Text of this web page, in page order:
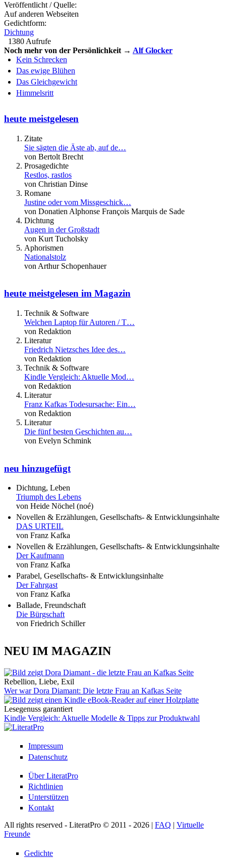
Veröffentlicht / Quelle:
Auf anderen Webseiten
Gedichtform:
Dichtung
1380 Aufrufe
Noch mehr von der Persönlichkeit → Alf Glocker
Kein Schrecken
Das ewige Blühen
Das Gleichgewicht
Himmelsritt
heute meistgelesen
Zitate
Sie sägten die Äste ab, auf de…
von Bertolt Brecht
Prosagedichte
Restlos, rastlos
von Christian Dinse
Romane
Justine oder vom Missgeschick…
von Donatien Alphonse François Marquis de Sade
Dichtung
Augen in der Großstadt
von Kurt Tucholsky
Aphorismen
Nationalstolz
von Arthur Schopenhauer
heute meistgelesen im Magazin
Technik & Software
Welchen Laptop für Autoren / T…
von Redaktion
Literatur
Friedrich Nietzsches Idee des…
von Redaktion
Technik & Software
Kindle Vergleich: Aktuelle Mod…
von Redaktion
Literatur
Franz Kafkas Todesursache: Ein…
von Redaktion
Literatur
Die fünf besten Geschichten au…
von Evelyn Schmink
neu hinzugefügt
Dichtung, Leben
Triumph des Lebens
von Heide Nöchel (noé)
Novellen & Erzählungen, Gesellschafts- & Entwicklungsinhalte
DAS URTEIL
von Franz Kafka
Novellen & Erzählungen, Gesellschafts- & Entwicklungsinhalte
Der Kaufmann
von Franz Kafka
Parabel, Gesellschafts- & Entwicklungsinhalte
Der Fahrgast
von Franz Kafka
Ballade, Freundschaft
Die Bürgschaft
von Friedrich Schiller
NEU IM MAGAZIN
Rebellion, Liebe, Exil
Wer war Dora Diamant: Die letzte Frau an Kafkas Seite
Lesegenuss garantiert
Kindle Vergleich: Aktuelle Modelle & Tipps zur Produktwahl
Impressum
Datenschutz
Über LiteratPro
Richtlinien
Unterstützen
Kontakt
All rights reserved - LiteratPro © 2011 - 2026 | FAQ | Virtuelle
Freunde
Gedichte